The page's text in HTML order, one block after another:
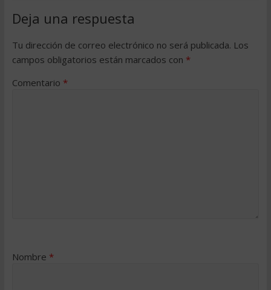
Deja una respuesta
Tu dirección de correo electrónico no será publicada. Los
campos obligatorios están marcados con *
Comentario *
Nombre *